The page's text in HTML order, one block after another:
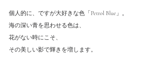
個人的に、ですが大好きな色「Petrol Blue」。
海の深い青を思わせる色は、
花がない時にこそ、
その美しい影で輝きを増します。